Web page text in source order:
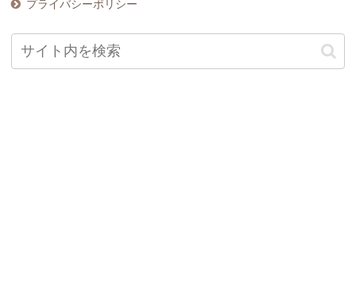
プライバシーポリシー